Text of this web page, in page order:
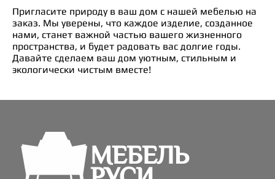
Пригласите природу в ваш дом с нашей мебелью на
заказ. Мы уверены, что каждое изделие, созданное
нами, станет важной частью вашего жизненного
пространства, и будет радовать вас долгие годы.
Давайте сделаем ваш дом уютным, стильным и
экологически чистым вместе!